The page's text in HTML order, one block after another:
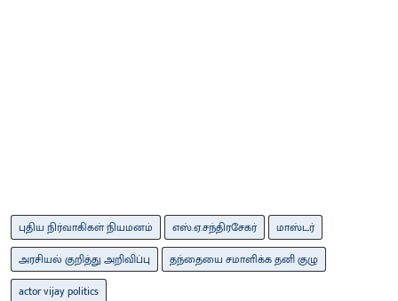
புதிய நிர்வாகிகள் நியமனம் எஸ்.ஏ.சந்திரசேகர்
மாஸ்டர்
அரசியல் குறித்து அறிவிப்பு
தந்தையை சமாளிக்க தனி குழு
actor vijay politics